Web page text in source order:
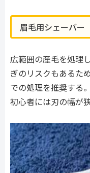
眉毛用シェーバー
広範囲の産毛を処理
ぎのリスクもあるた
での処理を推奨する
初心者には刃の幅が